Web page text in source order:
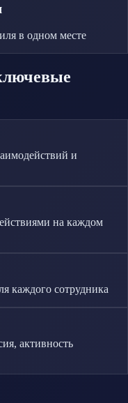
в одном месте
и
на каждом
каждого сотрудника
активность